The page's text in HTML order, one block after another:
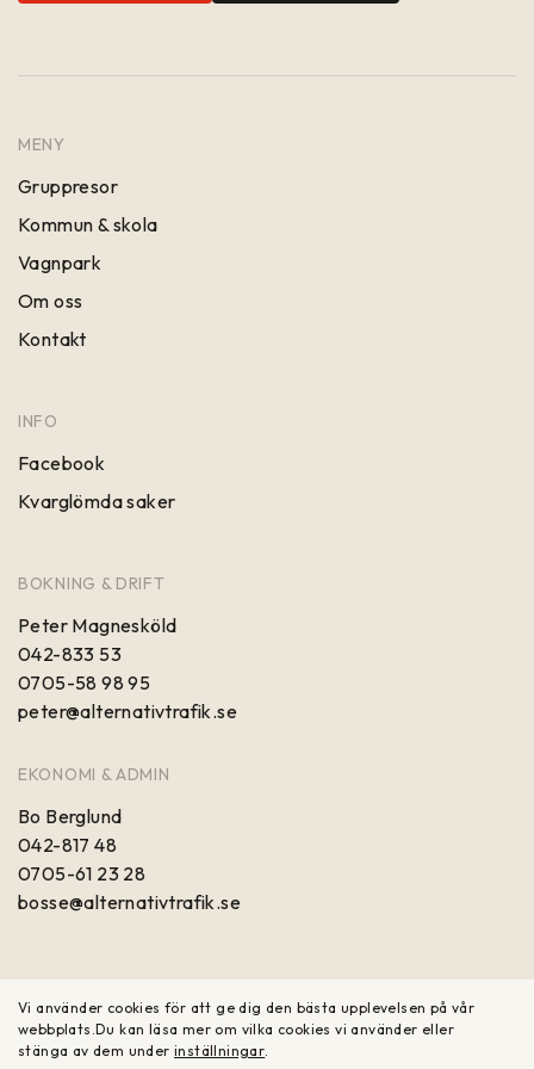
MENY
Gruppresor
Kommun & skola
Vagnpark
Om oss
Kontakt
INFO
Facebook
Kvarglömda saker
BOKNING & DRIFT
Peter Magnesköld
042-833 53
0705-58 98 95
peter@alternativtrafik.se
EKONOMI & ADMIN
Bo Berglund
042-817 48
0705-61 23 28
bosse@alternativtrafik.se
Vi använder cookies för att ge dig den bästa upplevelsen på vår
webbplats.Du kan läsa mer om vilka cookies vi använder eller
stänga av dem underinställningar.